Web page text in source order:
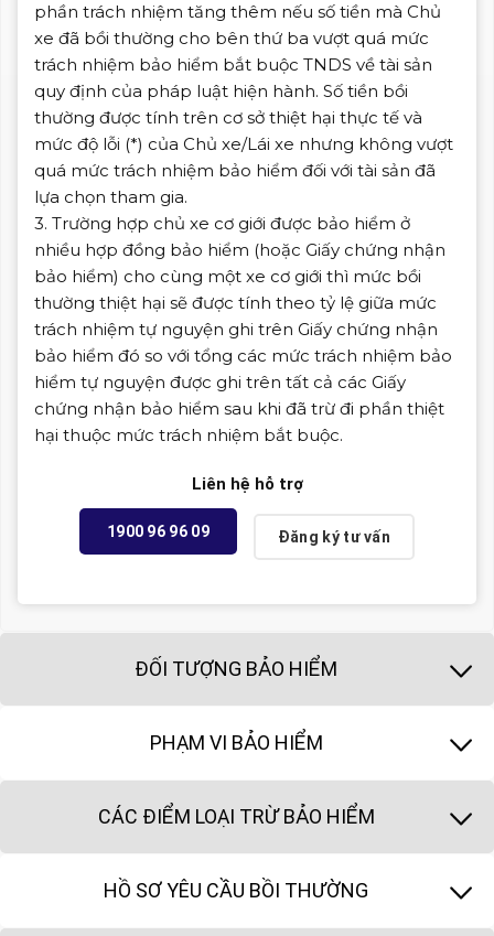
phần trách nhiệm tăng thêm nếu số tiền mà Chủ
xe đã bồi thường cho bên thứ ba vượt quá mức
trách nhiệm bảo hiểm bắt buộc TNDS về tài sản
quy định của pháp luật hiện hành. Số tiền bồi
thường được tính trên cơ sở thiệt hại thực tế và
mức độ lỗi (*) của Chủ xe/Lái xe nhưng không vượt
quá mức trách nhiệm bảo hiểm đối với tài sản đã
lựa chọn tham gia.
3. Trường hợp chủ xe cơ giới được bảo hiểm ở
nhiều hợp đồng bảo hiểm (hoặc Giấy chứng nhận
bảo hiểm) cho cùng một xe cơ giới thì mức bồi
thường thiệt hại sẽ được tính theo tỷ lệ giữa mức
trách nhiệm tự nguyện ghi trên Giấy chứng nhận
bảo hiểm đó so với tổng các mức trách nhiệm bảo
hiểm tự nguyện được ghi trên tất cả các Giấy
chứng nhận bảo hiểm sau khi đã trừ đi phần thiệt
hại thuộc mức trách nhiệm bắt buộc.
Liên hệ hỗ trợ
1900 96 96 09 Đăng ký tư vấn
ĐỐI TƯỢNG BẢO HIỂM
PHẠM VI BẢO HIỂM
CÁC ĐIỂM LOẠI TRỪ BẢO HIỂM
HỒ SƠ YÊU CẦU BỒI THƯỜNG